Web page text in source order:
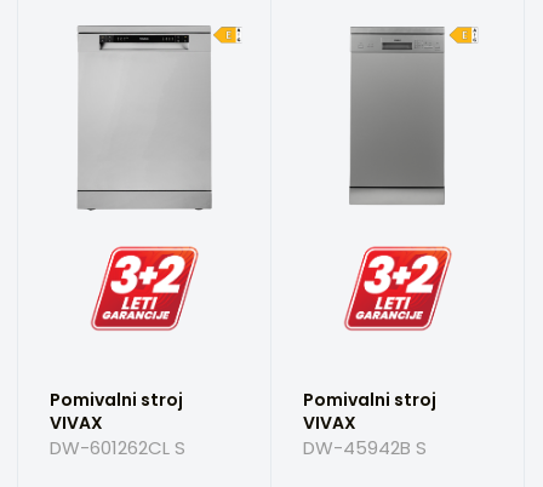
Pomivalni stroj
VIVAX
DW-601262CL S
Pomivalni stroj
VIVAX
DW-45942B S